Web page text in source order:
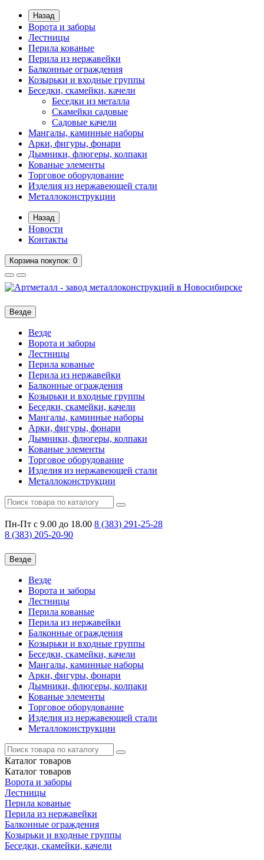
Назад
Ворота и заборы
Лестницы
Перила кованые
Перила из нержавейки
Балконные ограждения
Козырьки и входные группы
Беседки, скамейки, качели
Беседки из металла
Скамейки садовые
Садовые качели
Мангалы, каминные наборы
Арки, фигуры, фонари
Дымники, флюгеры, колпаки
Кованые элементы
Торговое оборудование
Изделия из нержавеющей стали
Металлоконструкции
Назад
Новости
Контакты
Корзинапокупок: 0
Везде
Везде
Ворота и заборы
Лестницы
Перила кованые
Перила из нержавейки
Балконные ограждения
Козырьки и входные группы
Беседки, скамейки, качели
Мангалы, каминные наборы
Арки, фигуры, фонари
Дымники, флюгеры, колпаки
Кованые элементы
Торговое оборудование
Изделия из нержавеющей стали
Металлоконструкции
Пн-Пт с 9.00 до 18.00 8 (383) 291-25-28
8 (383) 205-20-90
Везде
Везде
Ворота и заборы
Лестницы
Перила кованые
Перила из нержавейки
Балконные ограждения
Козырьки и входные группы
Беседки, скамейки, качели
Мангалы, каминные наборы
Арки, фигуры, фонари
Дымники, флюгеры, колпаки
Кованые элементы
Торговое оборудование
Изделия из нержавеющей стали
Металлоконструкции
Каталог товаров
Каталог товаров
Ворота и заборы
Лестницы
Перила кованые
Перила из нержавейки
Балконные ограждения
Козырьки и входные группы
Беседки, скамейки, качели